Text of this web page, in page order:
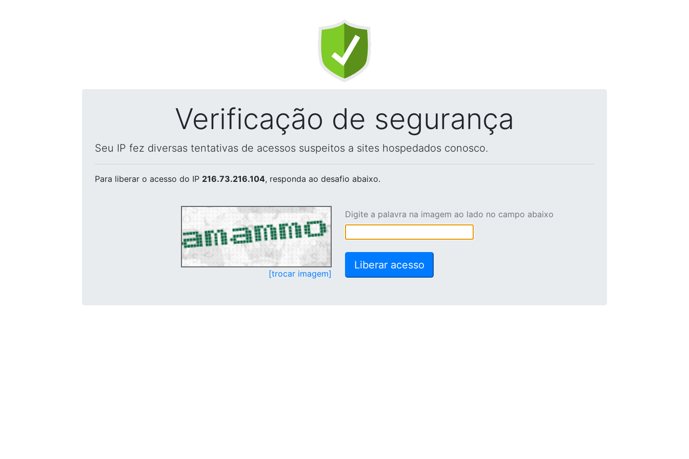
Verificação de segurança
Seu IP fez diversas tentativas de acessos suspeitos a sites hospedados conosco.
Para liberar o acesso do IP 216.73.216.104, responda ao desafio abaixo.
[trocar imagem]
Digite a palavra na imagem ao lado no campo abaixo